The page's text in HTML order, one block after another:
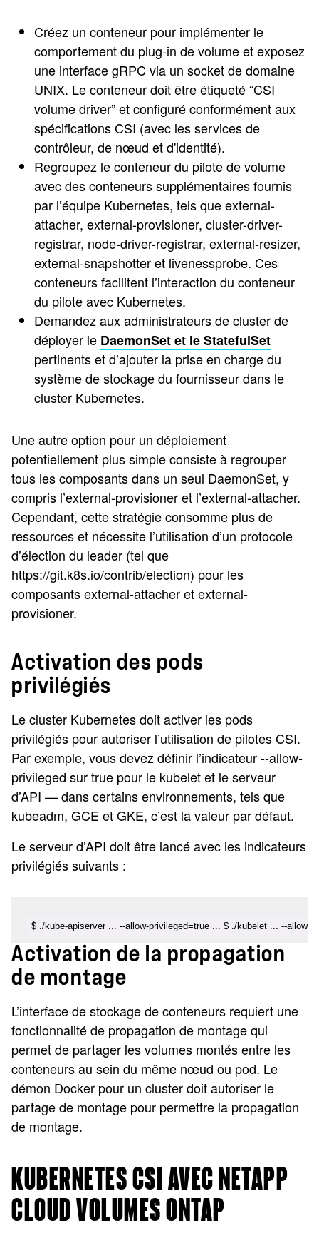
Créez un conteneur pour implémenter le
comportement du plug-in de volume et exposez
une interface gRPC via un socket de domaine
UNIX. Le conteneur doit être étiqueté “CSI
volume driver” et configuré conformément aux
spécifications CSI (avec les services de
contrôleur, de nœud et d'identité).
Regroupez le conteneur du pilote de volume
avec des conteneurs supplémentaires fournis
par l’équipe Kubernetes, tels que external-
attacher, external-provisioner, cluster-driver-
registrar, node-driver-registrar, external-resizer,
external-snapshotter et livenessprobe. Ces
conteneurs facilitent l’interaction du conteneur
du pilote avec Kubernetes.
Demandez aux administrateurs de cluster de
déployer le DaemonSet et le StatefulSet
pertinents et d’ajouter la prise en charge du
système de stockage du fournisseur dans le
cluster Kubernetes.
Une autre option pour un déploiement
potentiellement plus simple consiste à regrouper
tous les composants dans un seul DaemonSet, y
compris l’external-provisioner et l’external-attacher.
Cependant, cette stratégie consomme plus de
ressources et nécessite l’utilisation d’un protocole
d’élection du leader (tel que
https://git.k8s.io/contrib/election) pour les
composants external-attacher et external-
provisioner.
Activation des pods
privilégiés
Le cluster Kubernetes doit activer les pods
privilégiés pour autoriser l’utilisation de pilotes CSI.
Par exemple, vous devez définir l’indicateur --allow-
privileged sur true pour le kubelet et le serveur
d’API — dans certains environnements, tels que
kubeadm, GCE et GKE, c’est la valeur par défaut.
Le serveur d’API doit être lancé avec les indicateurs
privilégiés suivants :
$ ./kube-apiserver ... --allow-privileged=true ... $ ./kubelet ... --allow-
Activation de la propagation
de montage
L’interface de stockage de conteneurs requiert une
fonctionnalité de propagation de montage qui
permet de partager les volumes montés entre les
conteneurs au sein du même nœud ou pod. Le
démon Docker pour un cluster doit autoriser le
partage de montage pour permettre la propagation
de montage.
KUBERNETES CSI AVEC NETAPP
CLOUD VOLUMES ONTAP